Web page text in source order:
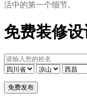
活中的第一个细节。
免费装修设